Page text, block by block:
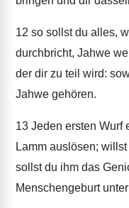
12 so sollst du alles,
durchbricht, Jahwe
der dir zu teil wird:
Jahwe gehören.
13 Jeden ersten Wurf
Lamm auslösen;
sollst du ihm das
Menschengeburt